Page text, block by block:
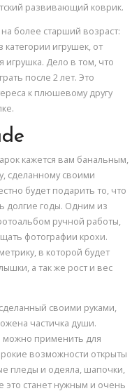
развивающий коврик.
более старший возраст:
категории игрушек, от
игрушка. Дело в том, что
после 2 лет. Это
к плюшевому другу
кажется вам банальным,
сделанному своими
будет подарить то, что
долгие годы. Одним из
ручной работы,
фотографии крохи.
в которой будет
а так же рост и вес
своими руками,
частичка души.
можно применить для
возможности открыты
пледы и одеяла, шапочки,
это станет нужным и очень